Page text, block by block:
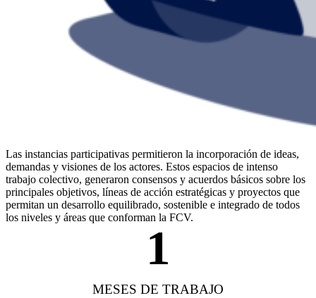
Las instancias participativas permitieron la incorporación de ideas,
demandas y visiones de los actores. Estos espacios de intenso
trabajo colectivo, generaron consensos y acuerdos básicos sobre los
principales objetivos, líneas de acción estratégicas y proyectos que
permitan un desarrollo equilibrado, sostenible e integrado de todos
los niveles y áreas que conforman la FCV.
1
MESES DE TRABAJO